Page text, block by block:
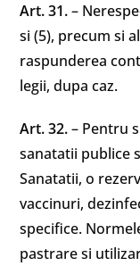
Art. 31.–
si (5), precum si
raspunderea
legii, dupa caz.
Art. 32.– Pentru
sanatatii publice
Sanatatii, o
vaccinuri,
specifice.
pastrare si